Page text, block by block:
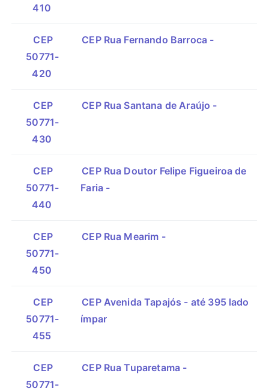
410
CEP
50771-
420
CEP Rua Fernando Barroca -
CEP
50771-
430
CEP Rua Santana de Araújo -
CEP
50771-
440
CEP Rua Doutor Felipe Figueiroa de
Faria -
CEP
50771-
450
CEP Rua Mearim -
CEP
50771-
455
CEP Avenida Tapajós - até 395 lado
ímpar
CEP
50771-
CEP Rua Tuparetama -